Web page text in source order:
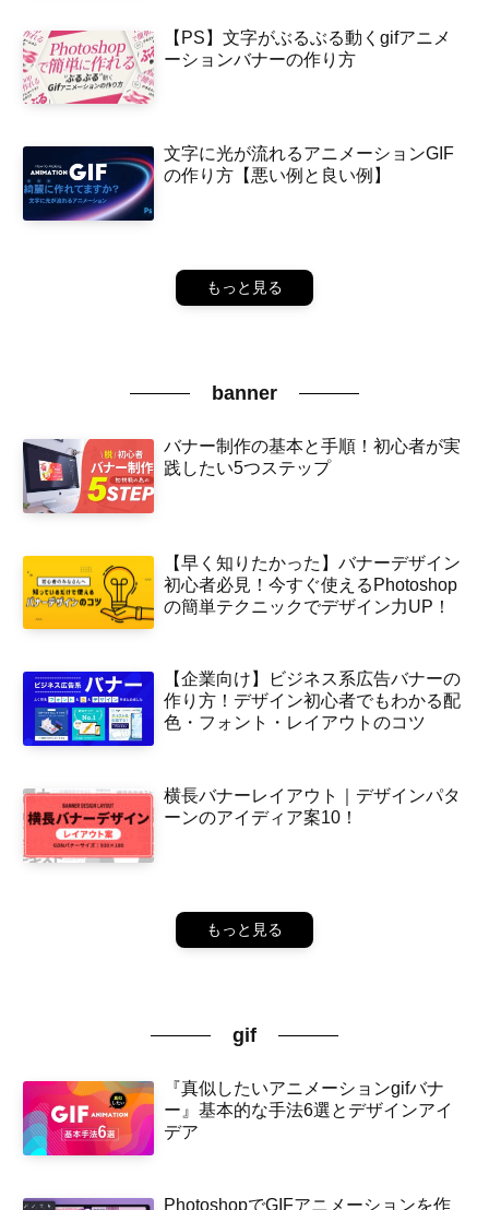
【PS】文字がぶるぶる動くgifアニメ
ーションバナーの作り方
文字に光が流れるアニメーションGIF
の作り方【悪い例と良い例】
もっと見る
banner
バナー制作の基本と手順！初心者が実
践したい5つステップ
【早く知りたかった】バナーデザイン
初心者必見！今すぐ使えるPhotoshop
の簡単テクニックでデザイン力UP！
【企業向け】ビジネス系広告バナーの
作り方！デザイン初心者でもわかる配
色・フォント・レイアウトのコツ
横長バナーレイアウト｜デザインパタ
ーンのアイディア案10！
もっと見る
gif
『真似したいアニメーションgifバナ
ー』基本的な手法6選とデザインアイ
デア
PhotoshopでGIFアニメーションを作